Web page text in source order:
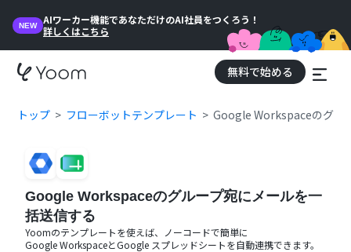
NEW
AIワーカー機能であなただけのAI社員をつくろう！
詳しくはこちら
無料で始める
トップ フローボットテンプレート Google Workspaceのグル
Google Workspaceのグループ宛にメールを一
括送信する
Yoomのテンプレートを使えば、ノーコードで簡単に
Google WorkspaceとGoogle スプレッドシートを自動連携できます。